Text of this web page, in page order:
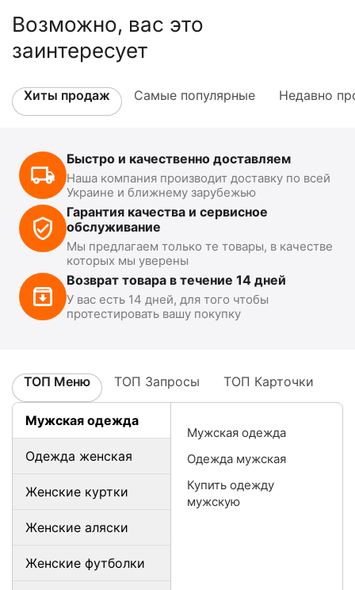
Возможно, вас это
заинтересует
Хиты продаж Самые популярные Недавно
Быстро и качественно доставляем
Наша компания производит доставку по всей
Украине и ближнему зарубежью
Гарантия качества и сервисное
обслуживание
Мы предлагаем только те товары, в качестве
которых мы уверены
Возврат товара в течение 14 дней
У вас есть 14 дней, для того чтобы
протестировать вашу покупку
ТОП Меню ТОП Запросы ТОП Карточки
Мужская одежда
Одежда женская
Женские куртки
Женские аляски
Женские футболки
Мужская одежда
Одежда мужская
Купить одежду
мужскую